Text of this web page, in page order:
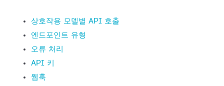
상호작용 모델별 API 호출
엔드포인트 유형
오류 처리
API 키
웹훅